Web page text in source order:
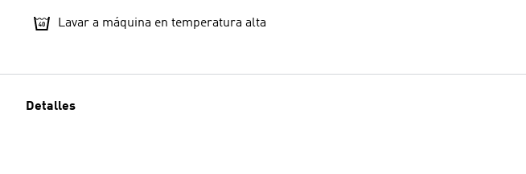
Lavar a máquina en temperatura alta
Detalles